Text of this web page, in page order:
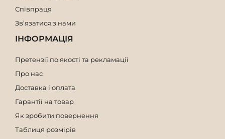
Співпраця
Зв’язатися з нами
ІНФОРМАЦІЯ
Претензії по якості та рекламації
Про нас
Доставка і оплата
Гарантії на товар
Як зробити повернення
Таблиця розмірів